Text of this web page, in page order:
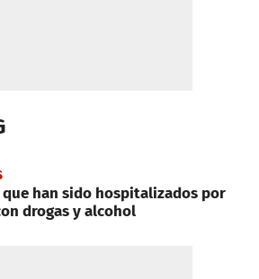
han sido hospitalizados por
drogas y alcohol